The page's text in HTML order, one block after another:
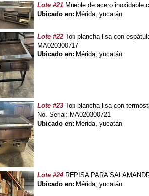
Lote #21 Mueble de acero inoxidable
Ubicado en: Mérida, yucatán
Lote #22 Top plancha lisa con
MA020300717
Ubicado en: Mérida, yucatán
Lote #23 Top plancha lisa con
No. Serial: MA020300721
Ubicado en: Mérida, yucatán
Lote #24 REPISA PARA
Ubicado en: Mérida, yucatán